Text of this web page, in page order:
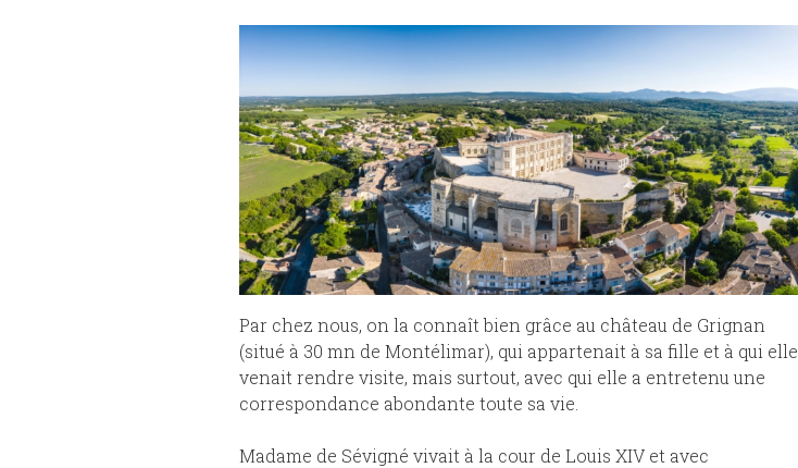
Par chez nous, on la connaît bien grâce au château de Grignan
(situé à 30 mn de Montélimar), qui appartenait à sa fille et à qui elle
venait rendre visite, mais surtout, avec qui elle a entretenu une
correspondance abondante toute sa vie.
Madame de Sévigné vivait à la cour de Louis XIV et avec